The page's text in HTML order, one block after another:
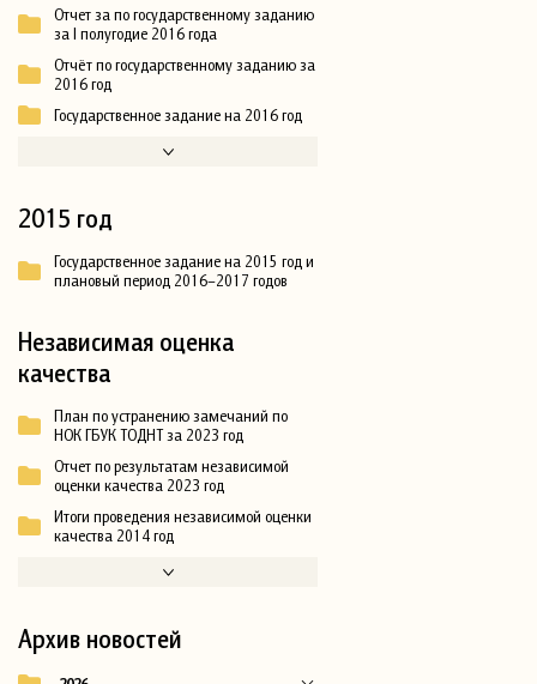
Отчет за по государственному заданию
за I полугодие 2016 года
Отчёт по государственному заданию за
2016 год
Государственное задание на 2016 год
2015 год
Государственное задание на 2015 год и
плановый период 2016–2017 годов
Независимая оценка
качества
План по устранению замечаний по
НОК ГБУК ТОДНТ за 2023 год
Отчет по результатам независимой
оценки качества 2023 год
Итоги проведения независимой оценки
качества 2014 год
Архив новостей